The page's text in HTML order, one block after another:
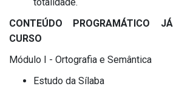
CONTEÚDO PROGRAMÁTICO JÁ
CURSO
Módulo I - Ortografia e Semântica
Estudo da Sílaba